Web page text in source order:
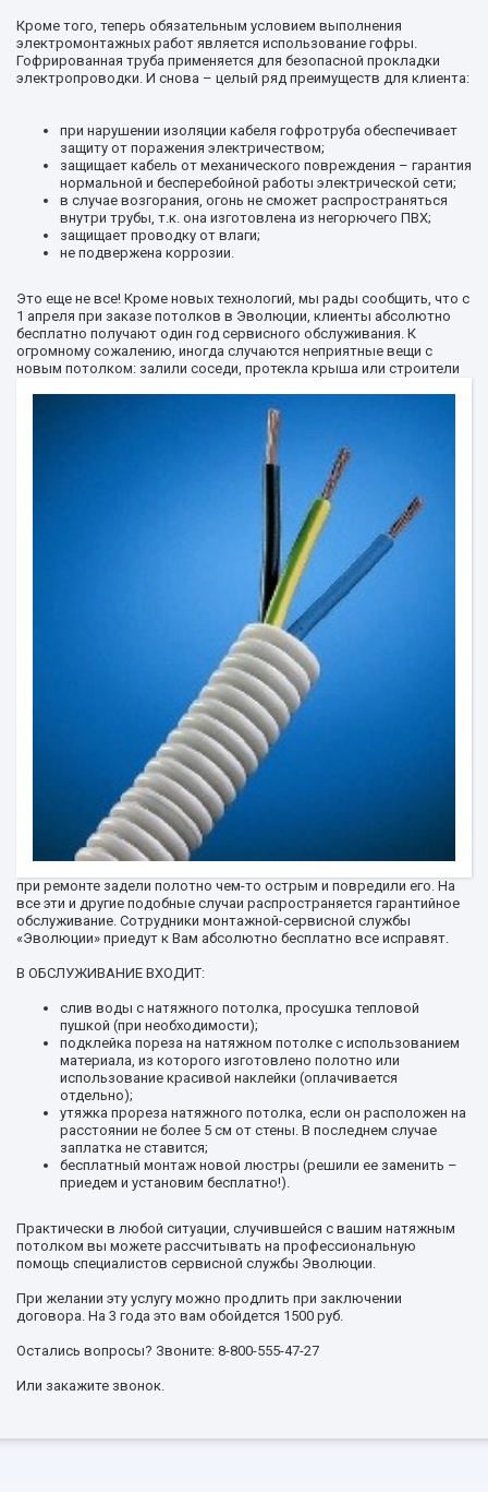
Кроме того, теперь обязательным условием выполнения
электромонтажных работ является использование гофры.
Гофрированная труба применяется для безопасной прокладки
электропроводки. И снова – целый ряд преимуществ для клиента:
при нарушении изоляции кабеля гофротруба обеспечивает
защиту от поражения электричеством;
защищает кабель от механического повреждения – гарантия
нормальной и бесперебойной работы электрической сети;
в случае возгорания, огонь не сможет распространяться
внутри трубы, т.к. она изготовлена из негорючего ПВХ;
защищает проводку от влаги;
не подвержена коррозии.
Это еще не все! Кроме новых технологий, мы рады сообщить, что с
1 апреля при заказе потолков в Эволюции, клиенты абсолютно
бесплатно получают один год сервисного обслуживания. К
огромному сожалению, иногда случаются неприятные вещи с
новым потолком: залили соседи, протекла крыша или строители
при ремонте задели полотно чем-то острым и повредили его. На
все эти и другие подобные случаи распространяется гарантийное
обслуживание. Сотрудники монтажной-сервисной службы
«Эволюции» приедут к Вам абсолютно бесплатно все исправят.
В ОБСЛУЖИВАНИЕ ВХОДИТ:
слив воды с натяжного потолка, просушка тепловой
пушкой (при необходимости);
подклейка пореза на натяжном потолке с использованием
материала, из которого изготовлено полотно или
использование красивой наклейки (оплачивается
отдельно);
утяжка прореза натяжного потолка, если он расположен на
расстоянии не более 5 см от стены. В последнем случае
заплатка не ставится;
бесплатный монтаж новой люстры (решили ее заменить –
приедем и установим бесплатно!).
Практически в любой ситуации, случившейся с вашим натяжным
потолком вы можете рассчитывать на профессиональную
помощь специалистов сервисной службы Эволюции.
При желании эту услугу можно продлить при заключении
договора. На 3 года это вам обойдется 1500 руб.
Остались вопросы? Звоните: 8-800-555-47-27
Или закажите звонок.